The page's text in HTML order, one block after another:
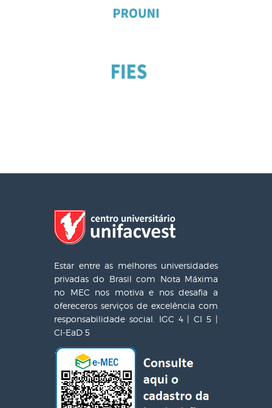
Estar entre as melhores universidades
privadas do Brasil com Nota Máxima
no MEC nos motiva e nos desafia a
ofereceros serviços de excelência com
responsabilidade social. IGC 4 | CI 5 |
CI-EaD 5